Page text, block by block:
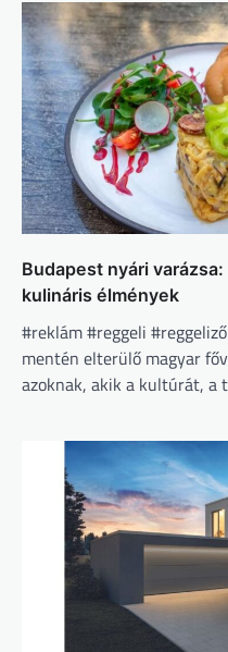
Budapest nyári
kulináris élmények
#reklám #reggeli
mentén elterülő magyar
azoknak, akik a kultúrát,